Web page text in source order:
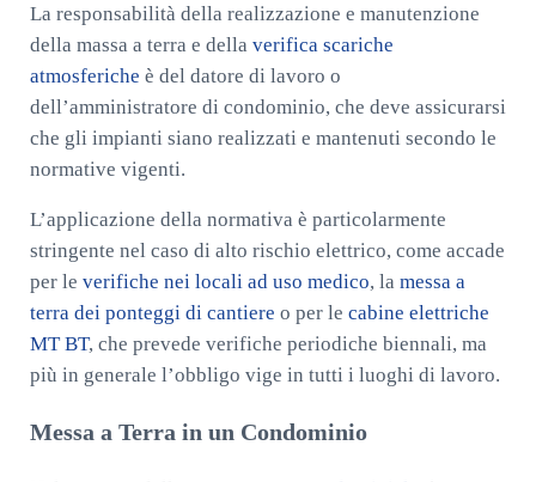
La responsabilità della realizzazione e manutenzione
della massa a terra e della verifica scariche
atmosferiche è del datore di lavoro o
dell’amministratore di condominio, che deve assicurarsi
che gli impianti siano realizzati e mantenuti secondo le
normative vigenti.
L’applicazione della normativa è particolarmente
stringente nel caso di alto rischio elettrico, come accade
per le verifiche nei locali ad uso medico, la messa a
terra dei ponteggi di cantiere o per le cabine elettriche
MT BT, che prevede verifiche periodiche biennali, ma
più in generale l’obbligo vige in tutti i luoghi di lavoro.
Messa a Terra in un Condominio